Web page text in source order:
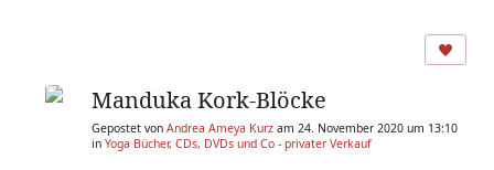
Manduka Kork-Blöcke
Gepostet von Andrea Ameya Kurz am 24. November 2020 um 13:10
in Yoga Bücher, CDs, DVDs und Co - privater Verkauf